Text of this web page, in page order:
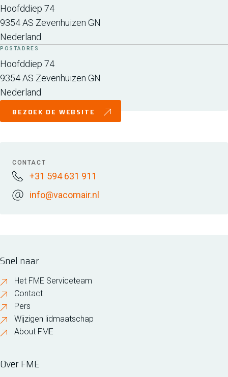
Hoofddiep 74
9354 AS Zevenhuizen GN
Nederland
POSTADRES
Hoofddiep 74
9354 AS Zevenhuizen GN
Nederland
BEZOEK DE WEBSITE
CONTACT
+31 594 631 911
info@vacomair.nl
Snel naar
Het FME Serviceteam
Contact
Pers
Wijzigen lidmaatschap
About FME
Over FME